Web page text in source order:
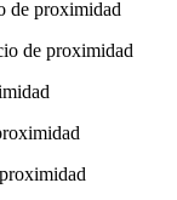
de proximidad
de proximidad